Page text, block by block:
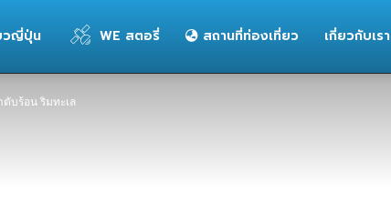
วญี่ปุ่น WE สตอรี่ สถานที่ท่องเที่ยว เกี่ยวกับเรา
บร้อน ริมทะเล